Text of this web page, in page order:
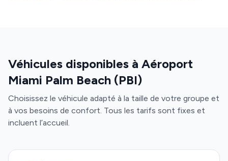
Véhicules disponibles à Aéroport
Miami Palm Beach (PBI)
Choisissez le véhicule adapté à la taille de votre groupe et
à vos besoins de confort. Tous les tarifs sont fixes et
incluent l’accueil.